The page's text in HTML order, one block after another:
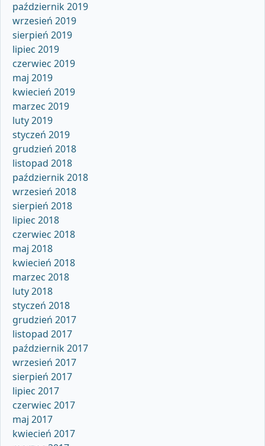
październik 2019
wrzesień 2019
sierpień 2019
lipiec 2019
czerwiec 2019
maj 2019
kwiecień 2019
marzec 2019
luty 2019
styczeń 2019
grudzień 2018
listopad 2018
październik 2018
wrzesień 2018
sierpień 2018
lipiec 2018
czerwiec 2018
maj 2018
kwiecień 2018
marzec 2018
luty 2018
styczeń 2018
grudzień 2017
listopad 2017
październik 2017
wrzesień 2017
sierpień 2017
lipiec 2017
czerwiec 2017
maj 2017
kwiecień 2017